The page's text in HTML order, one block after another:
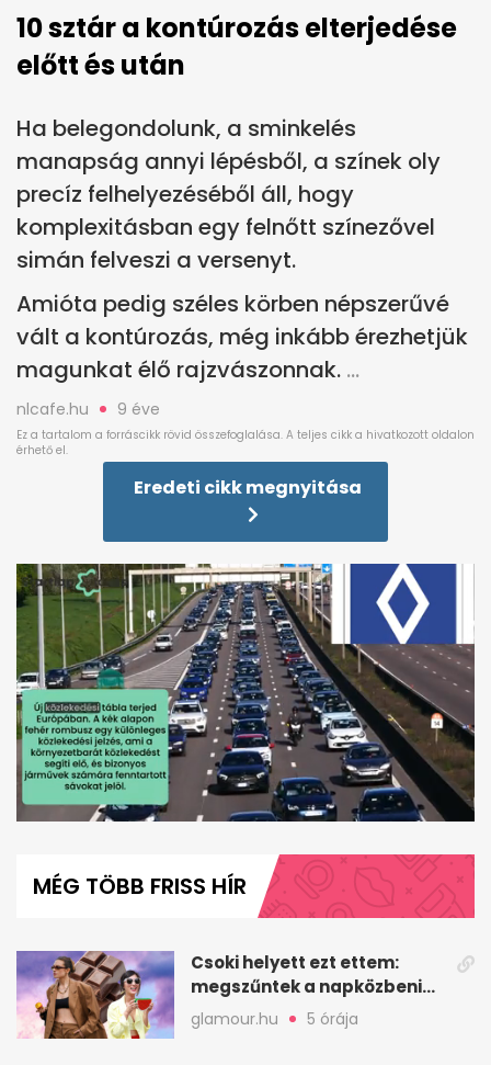
10 sztár a kontúrozás elterjedése
előtt és után
Ha belegondolunk, a sminkelés
manapság annyi lépésből, a színek oly
precíz felhelyezéséből áll, hogy
komplexitásban egy felnőtt színezővel
simán felveszi a versenyt.
Amióta pedig széles körben népszerűvé
vált a kontúrozás, még inkább érezhetjük
magunkat élő rajzvászonnak.
nlcafe.hu 9 éve
Eredeti cikk megnyitása
minute,
MÉG TÖBB FRISS HÍR
Csoki helyett ezt ettem:
megszűntek a napközbeni
nassolási rohamok
glamour.hu 5 órája